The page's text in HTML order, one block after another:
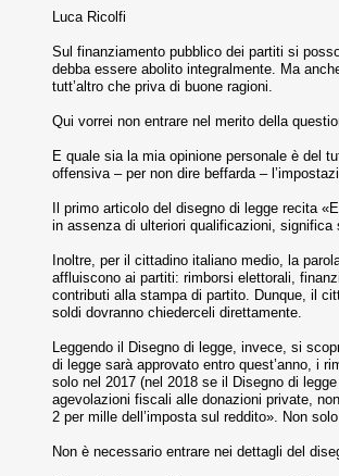
Luca Ricolfi
Sul finanziamento pubblico dei partiti si
debba essere abolito integralmente. Ma
tutt’altro che priva di buone ragioni.
Qui vorrei non entrare nel merito della
E quale sia la mia opinione personale è del
offensiva – per non dire beffarda –
Il primo articolo del disegno di legge recita
in assenza di ulteriori qualificazioni,
Inoltre, per il cittadino italiano medio, la
affluiscono ai partiti: rimborsi elettorali,
contributi alla stampa di partito. Dunque, il
soldi dovranno chiederceli direttamente.
Leggendo il Disegno di legge, invece, si
di legge sarà approvato entro quest’anno, i
solo nel 2017 (nel 2018 se il Disegno di
agevolazioni fiscali alle donazioni private,
2 per mille dell’imposta sul reddito». Non
Non è necessario entrare nei dettagli del